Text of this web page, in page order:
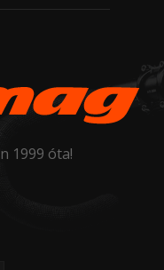
1999 óta!